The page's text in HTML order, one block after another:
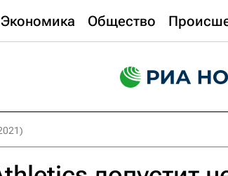
Экономика Общество